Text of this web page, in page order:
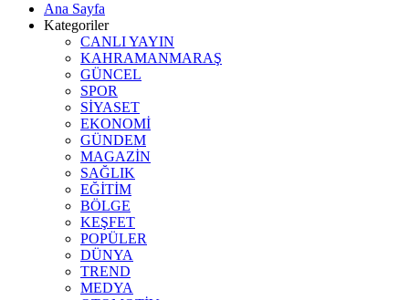
Ana Sayfa
Kategoriler
CANLI YAYIN
KAHRAMANMARAŞ
GÜNCEL
SPOR
SİYASET
EKONOMİ
GÜNDEM
MAGAZİN
SAĞLIK
EĞİTİM
BÖLGE
KEŞFET
POPÜLER
DÜNYA
TREND
MEDYA